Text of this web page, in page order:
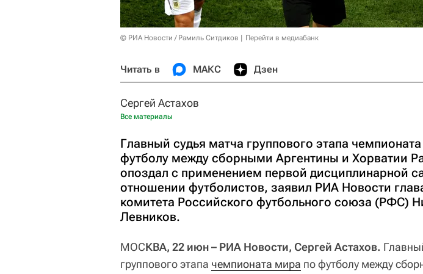
© РИА Новости / Рамиль Ситдиков Перейти в медиабанк
Читать в МАКС Дзен
Сергей Астахов
Все материалы
Главный судья матча группового этапа
футболу между сборными Аргентины и Хорватии
опоздал с применением первой дисциплинарной
отношении футболистов, заявил РИА Новости
комитета Российского футбольного союза (РФС)
Левников.
МОСКВА, 22 июн – РИА Новости, Сергей Астахов.
группового этапа чемпионата мира по футболу между